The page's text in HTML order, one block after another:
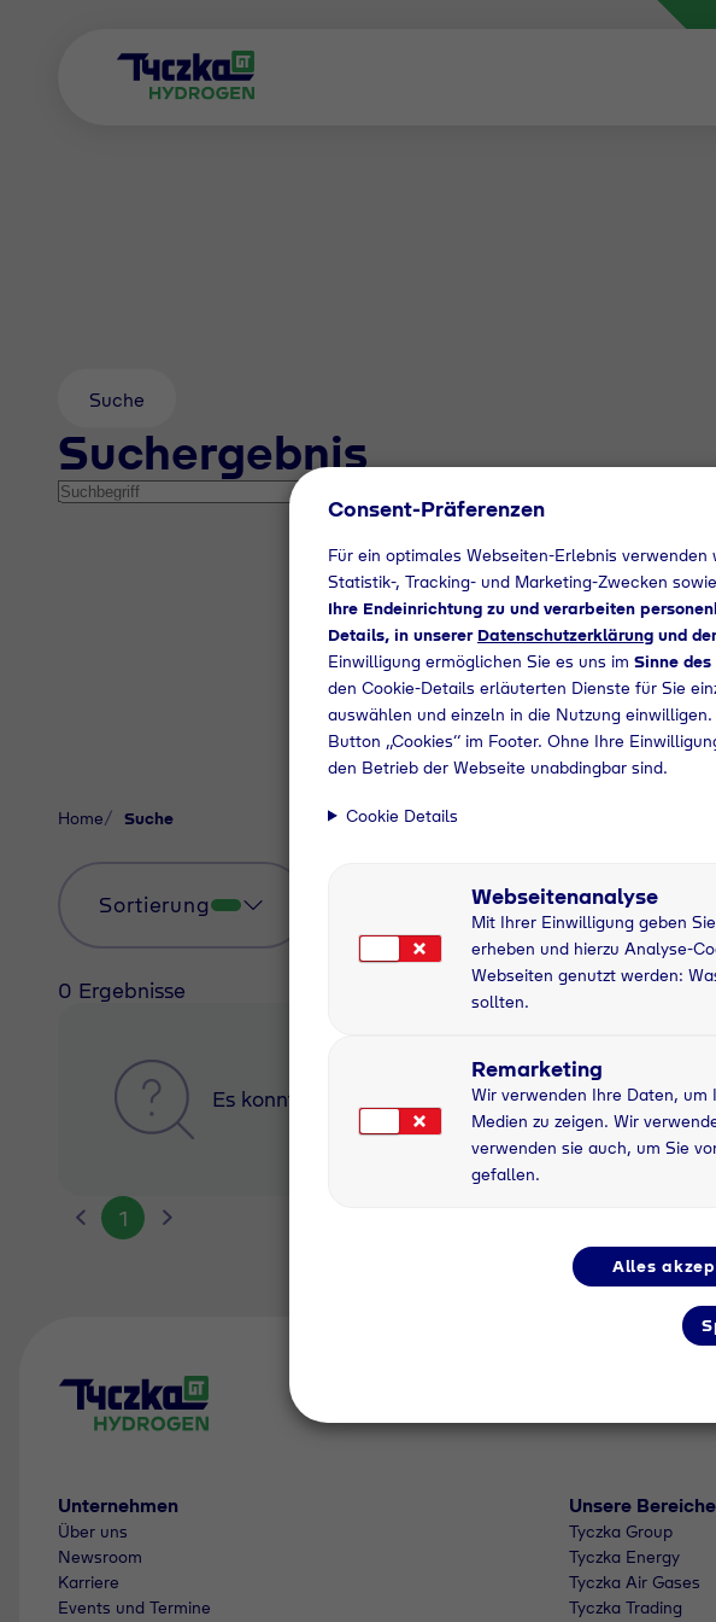
Suche
Suchergebnis
Home Suche
Sortierung
0 Ergebnisse
Es konnte leider kein Ergebnis gefunden werden
1
Unternehmen
Über uns
Newsroom
Karriere
Events und Termine
Unsere Bereiche
Tyczka Group
Tyczka Energy
Tyczka Air Gases
Tyczka Trading
Consent-Präferenzen
Für ein optimales Webseiten-Erlebnis
Statistik-, Tracking- und Marketing-Zwecken
Ihre Endeinrichtung zu und verarbeiten
Details, in unserer Datenschutzerklärung und
Einwilligung ermöglichen Sie es uns im Sinne des
den Cookie-Details erläuterten Dienste für Sie
auswählen und einzeln in die Nutzung
Button „Cookies“ im Footer. Ohne Ihre
den Betrieb der Webseite unabdingbar sind.
Cookie Details
Webseitenanalyse
Mit Ihrer Einwilligung geben
erheben und hierzu Analyse-
Webseiten genutzt werden:
sollten.
Remarketing
Wir verwenden Ihre Daten, um
Medien zu zeigen. Wir
verwenden sie auch, um Sie
gefallen.
Alles